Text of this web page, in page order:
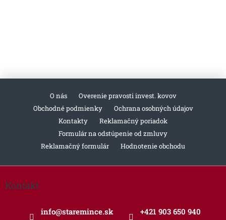
O nás
Overenie pravosti invest. kovov
Obchodné podmienky
Ochrana osobných údajov
Kontakty
Reklamačný poriadok
Formulár na odstúpenie od zmluvy
Reklamačný formulár
Hodnotenie obchodu
Z
p
Kontakt
info@staremince.sk +421 903 650 940